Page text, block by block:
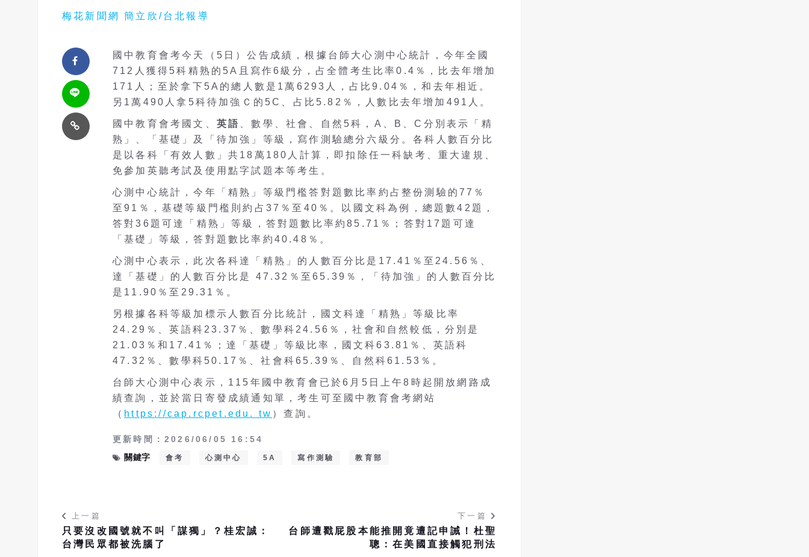
梅花新聞網 簡立欣/台北報導
國中教育會考今天（5日）公告成績，根據台師大心測中心統計，今年全國
712人獲得5科精熟的5A且寫作6級分，占全體考生比率0.4％，比去年增加
171人；至於拿下5A的總人數是1萬6293人，占比9.04％，和去年相近。
另1萬490人拿5科待加強Ｃ的5C、占比5.82％，人數比去年增加491人。
國中教育會考國文、 英語
、數學、社會、自然5科，A、B、C分別表示「精
熟」、「基礎」及「待加強」等級，寫作測驗總分六級分。各科人數百分比
是以各科「有效人數」共18萬180人計算，即扣除任一科缺考、重大違規、
免參加英聽考試及使用點字試題本等考生。
心測中心統計，今年「精熟」等級門檻答對題數比率約占整份測驗的77％
至91％，基礎等級門檻則約占37％至40％。以國文科為例，總題數42題，
答對36題可達「精熟」等級，答對題數比率約85.71％；答對17題可達
「基礎」等級，答對題數比率約40.48％。
心測中心表示，此次各科達「精熟」的人數百分比是17.41％至24.56％、
達「基礎」的人數百分比是 47.32％至65.39％，「待加強」的人數百分比
是11.90％至29.31％。
另根據各科等級加標示人數百分比統計，國文科達「精熟」等級比率
24.29％、英語科23.37％、數學科24.56％，社會和自然較低，分別是
21.03％和17.41％；達「基礎」等級比率，國文科63.81％、英語科
47.32％、數學科50.17％、社會科65.39％、自然科61.53％。
台師大心測中心表示，115年國中教育會已於6月5日上午8時起開放網路成
績查詢，並於當日寄發成績通知單，考生可至國中教育會考網站
（ https://cap.rcpet.edu. tw ）查詢。
更新時間：2026/06/05 16:54
關鍵字
會考 心測中心 5A 寫作測驗 教育部
上一篇
只要沒改國號就不叫「謀獨」？桂宏誠：
台灣民眾都被洗腦了
下一篇
台師遭戳屁股本能推開竟遭記申誡！杜聖
聰：在美國直接觸犯刑法